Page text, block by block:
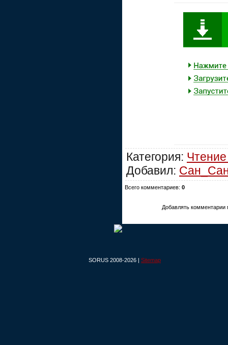
Категория:
Добавил:
Всего комментариев: 0
Добавлять комментарии
SORUS 2008-2026 | Sitemap